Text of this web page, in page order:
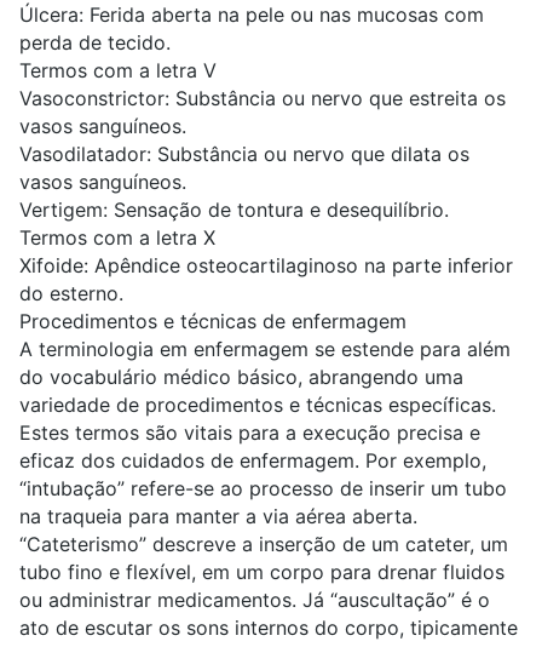
Úlcera: Ferida aberta na pele ou nas mucosas com
perda de tecido.
Termos com a letra V
Vasoconstrictor: Substância ou nervo que estreita os
vasos sanguíneos.
Vasodilatador: Substância ou nervo que dilata os
vasos sanguíneos.
Vertigem: Sensação de tontura e desequilíbrio.
Termos com a letra X
Xifoide: Apêndice osteocartilaginoso na parte inferior
do esterno.
Procedimentos e técnicas de enfermagem
A terminologia em enfermagem se estende para além
do vocabulário médico básico, abrangendo uma
variedade de procedimentos e técnicas específicas.
Estes termos são vitais para a execução precisa e
eficaz dos cuidados de enfermagem. Por exemplo,
“intubação” refere-se ao processo de inserir um tubo
na traqueia para manter a via aérea aberta.
“Cateterismo” descreve a inserção de um cateter, um
tubo fino e flexível, em um corpo para drenar fluidos
ou administrar medicamentos. Já “auscultação” é o
ato de escutar os sons internos do corpo, tipicamente